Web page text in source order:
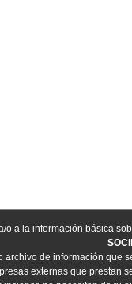
o a la información básica
de información que
externas que prestan